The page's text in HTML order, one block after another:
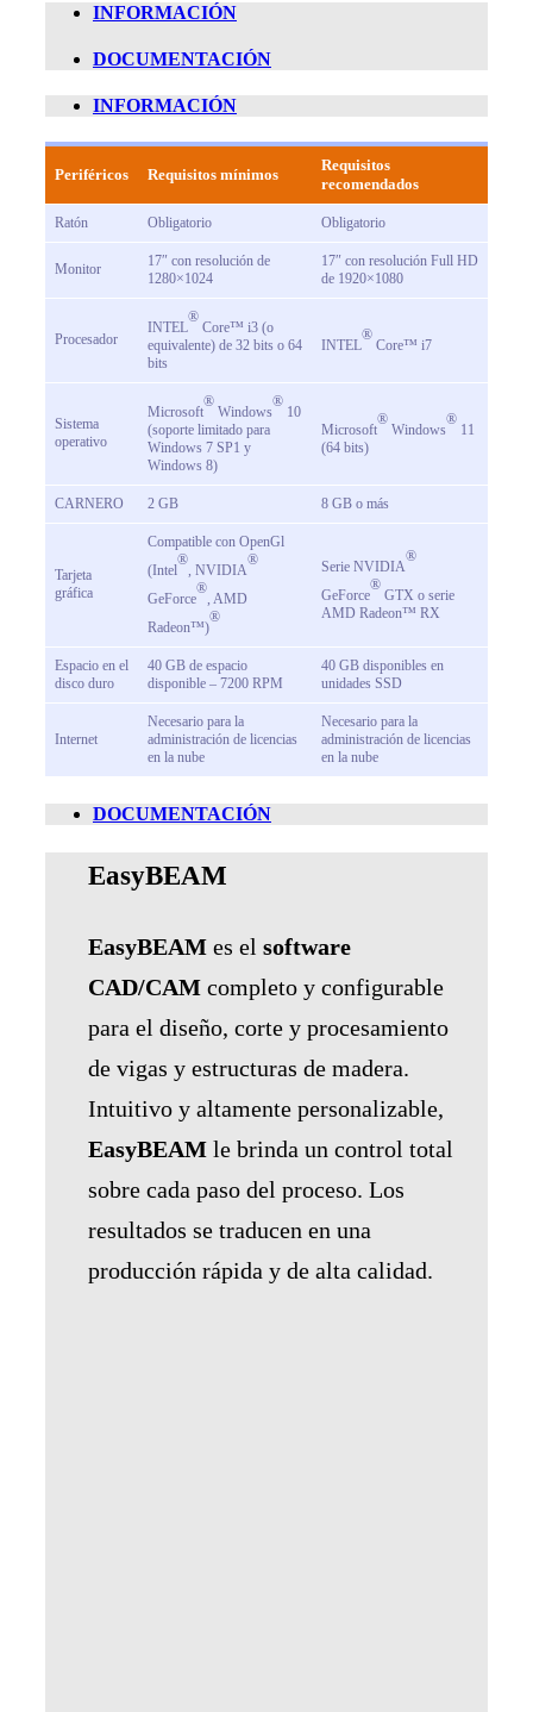
INFORMACIÓN
DOCUMENTACIÓN
INFORMACIÓN
Periféricos Requisitos mínimos
Requisitos
recomendados
Ratón Obligatorio Obligatorio
Monitor
17″ con resolución de
1280×1024
17″ con resolución Full HD
de 1920×1080
Procesador
INTEL
®
Core™ i3 (o
equivalente) de 32 bits o 64
bits
INTEL
®
Core™ i7
Sistema
operativo
Microsoft
®
Windows
®
10
(soporte limitado para
Windows 7 SP1 y
Windows 8)
Microsoft
®
Windows
®
11
(64 bits)
CARNERO 2 GB 8 GB o más
Tarjeta
gráfica
Compatible con OpenGl
(Intel
®
, NVIDIA
®
GeForce
®
, AMD
Radeon™)
®
Serie NVIDIA
®
GeForce
®
GTX o serie
AMD Radeon™ RX
Espacio en el
disco duro
40 GB de espacio
disponible – 7200 RPM
40 GB disponibles en
unidades SSD
Internet
Necesario para la
administración de licencias
en la nube
Necesario para la
administración de licencias
en la nube
DOCUMENTACIÓN
EasyBEAM
EasyBEAM es elsoftware
CAD/CAM completo y configurable
para el diseño, corte y procesamiento
de vigas y estructuras de madera.
Intuitivo y altamente personalizable,
EasyBEAM le brinda un control total
sobre cada paso del proceso. Los
resultados se traducen en una
producción rápida y de alta calidad.